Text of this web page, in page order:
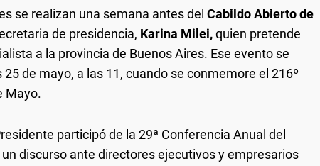
se realizan una semana antes del Cabildo Abierto de
de presidencia, Karina Milei,quien pretende
a la provincia de Buenos Aires. Ese evento se
25 de mayo, a las 11, cuando se conmemore el 216º
Mayo.
participó de la 29ª Conferencia Anual del
discurso ante directores ejecutivos y empresarios